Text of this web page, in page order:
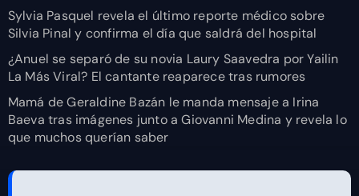
Sylvia Pasquel revela el último reporte médico sobre
Silvia Pinal y confirma el día que saldrá del hospital
¿Anuel se separó de su novia Laury Saavedra por Yailin
La Más Viral? El cantante reaparece tras rumores
Mamá de Geraldine Bazán le manda mensaje a Irina
Baeva tras imágenes junto a Giovanni Medina y revela lo
que muchos querían saber